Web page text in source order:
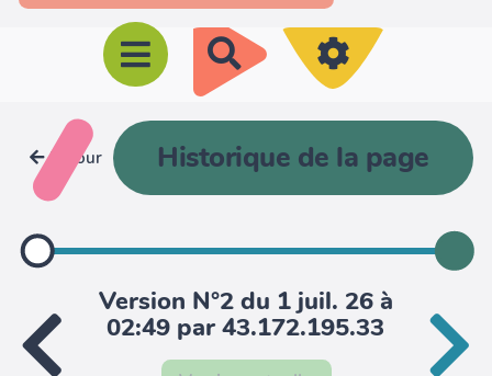
R
e
c
h
e
c
e
Retour Historique de la page
Version N°2 du 1 juil. 26 à
02:49 par 43.172.195.33